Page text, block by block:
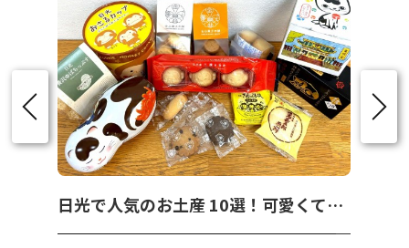
日光で人気のお土産 10選！可愛くて美味しいお菓子を紹介！